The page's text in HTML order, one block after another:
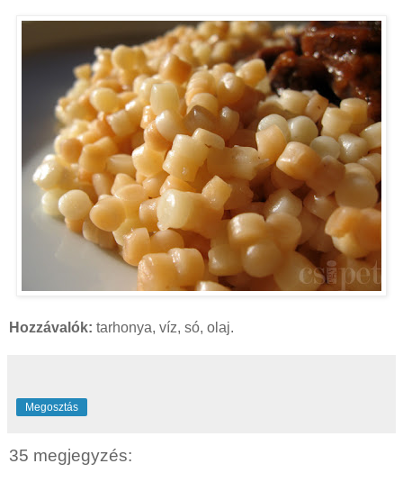
Hozzávalók: tarhonya, víz, só, olaj.
Megosztás
35 megjegyzés: